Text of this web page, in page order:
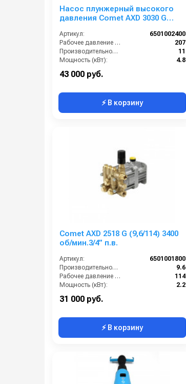
Насос плунжерный высокого
давления Comet AXD 3030 G
Артикул:
6501002400
Рабочее давление (бар):
207
Производительность (л/мин):
11
Мощность (кВт):
4.8
43 000 руб.
⚡ В корзину
Comet AXD 2518 G (9,6/114) 3400
об/мин.3/4” п.в.
Артикул:
6501001800
Производительность (л/мин):
9.6
Рабочее давление (бар):
114
Мощность (кВт):
2.2
31 000 руб.
⚡ В корзину